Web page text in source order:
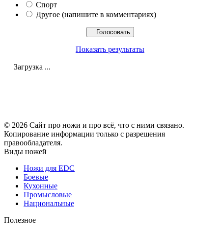
Спорт
Другое (напишите в комментариях)
Показать результаты
Загрузка ...
© 2026 Сайт про ножи и про всё, что с ними связано.
Копирование информации только с разрешения
правообладателя.
Виды ножей
Ножи для EDC
Боевые
Кухонные
Промысловые
Национальные
Полезное